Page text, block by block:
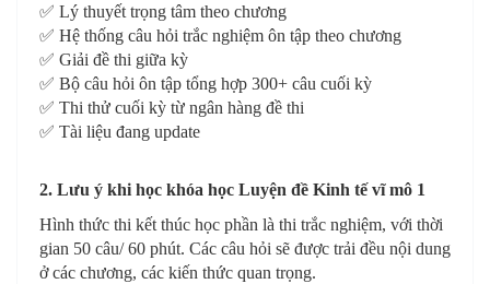
✅ Lý thuyết trọng tâm theo chương
✅ Hệ thống câu hỏi trắc nghiệm ôn tập theo chương
✅ Giải đề thi giữa kỳ
✅ Bộ câu hỏi ôn tập tổng hợp 300+ câu cuối kỳ
✅ Thi thử cuối kỳ từ ngân hàng đề thi
✅ Tài liệu đang update
2. Lưu ý khi học khóa học Luyện đề Kinh tế vĩ mô 1
Hình thức thi kết thúc học phần là thi trắc nghiệm, với thời
gian 50 câu/ 60 phút. Các câu hỏi sẽ được trải đều nội dung
ở các chương, các kiến thức quan trọng.